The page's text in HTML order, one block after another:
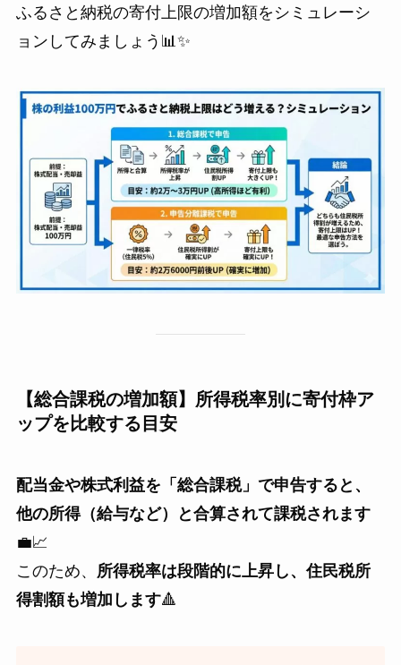
ふるさと納税の寄付上限の増加額をシミュレーシ
ョンしてみましょう📊✨
【総合課税の増加額】所得税率別に寄付枠ア
ップを比較する目安
配当金や株式利益を「総合課税」で申告すると、
他の所得（給与など）と合算されて課税されます
💼📈
このため、 所得税率は段階的に上昇し、住民税所
得割額も増加します🔺